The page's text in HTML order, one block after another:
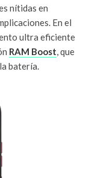
nítidas en
En el
ultra eficiente
RAM Boost, que
batería.